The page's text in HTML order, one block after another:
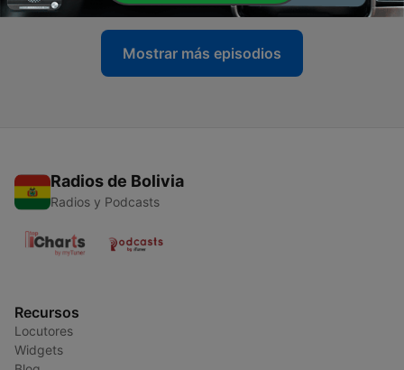
Mostrar más episodios
Radios de Bolivia
Radios y Podcasts
Recursos
Locutores
Widgets